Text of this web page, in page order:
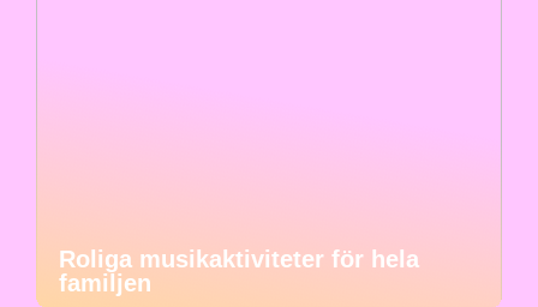
Roliga musikaktiviteter för hela
familjen